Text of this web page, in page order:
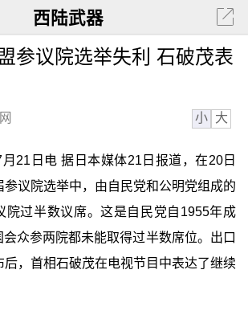
西陆武器
参议院选举失利 石破茂表
小 大
21日电 据日本媒体21日报道，在20日
议院选举中，由自民党和公明党组成的
院过半数议席。这是自民党自1955年成
众参两院都未能取得过半数席位。出口
后，首相石破茂在电视节目中表达了继续